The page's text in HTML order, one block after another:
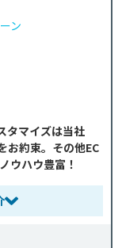
ン
タマイズは当社
お約束。その他EC
ウハウ豊富！